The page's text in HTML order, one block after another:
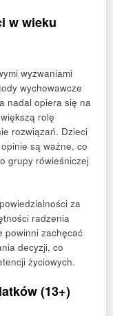
w wieku
wyzwaniami
wychowawcze
nadal opiera się na
rolę
rozwiązań. Dzieci
są ważne, co
grupy rówieśniczej
za
radzenia
powinni zachęcać
decyzji, co
życiowych.
(13+)